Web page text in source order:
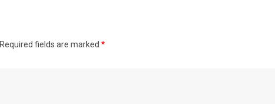
Required fields are marked *